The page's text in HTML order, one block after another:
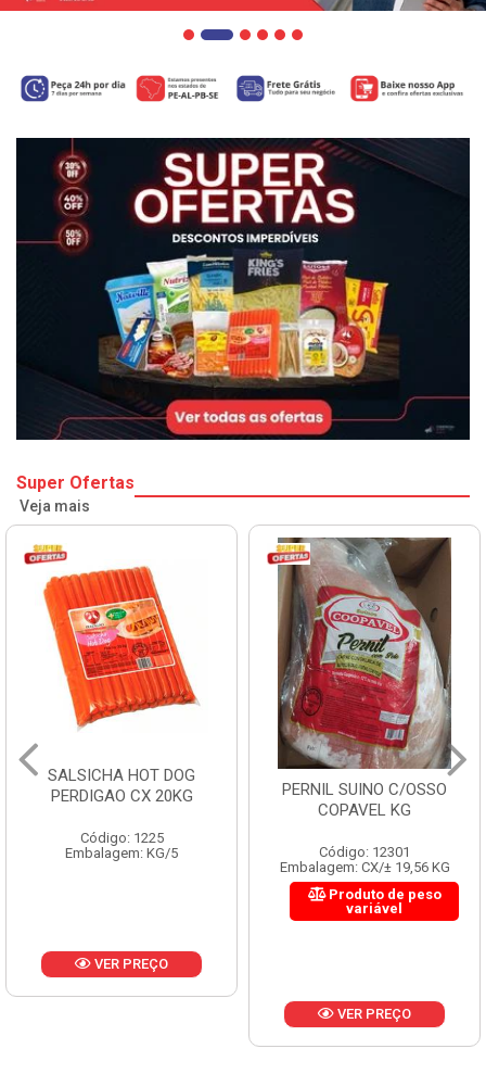
Super Ofertas
Veja mais
SALSICHA HOT DOG
PERDIGAO CX 20KG
Código: 1225
Embalagem: KG/5
VER PREÇO
PERNIL SUINO C/OSSO
COPAVEL KG
Código: 12301
Embalagem: CX/± 19,56 KG
Produto de peso
variável
VER PREÇO